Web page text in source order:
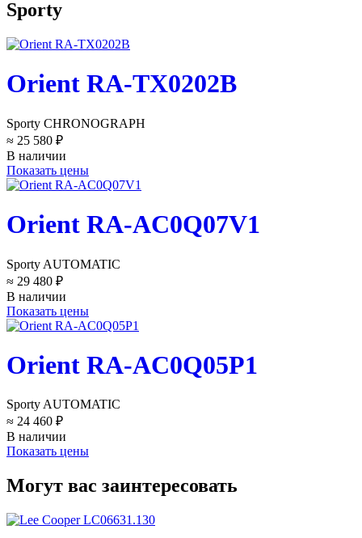
Sporty
Orient RA-TX0202B
Sporty CHRONOGRAPH
≈ 25 580 ₽
В наличии
Показать цены
Orient RA-AC0Q07V1
Sporty AUTOMATIC
≈ 29 480 ₽
В наличии
Показать цены
Orient RA-AC0Q05P1
Sporty AUTOMATIC
≈ 24 460 ₽
В наличии
Показать цены
Могут вас заинтересовать